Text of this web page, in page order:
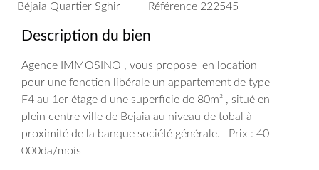
Béjaia Quartier Sghir Référence 222545
Description du bien
Agence IMMOSINO , vous propose en location
pour une fonction libérale un appartement de type
F4 au 1er étage d une superficie de 80m² , situé en
plein centre ville de Bejaia au niveau de tobal à
proximité de la banque société générale. Prix : 40
000da/mois